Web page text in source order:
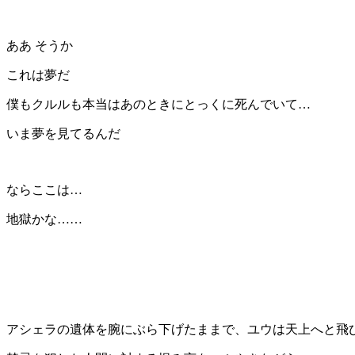
ああ そうか
これは夢だ
僕もクルルも本当はあのときにとっくに死んでいて…
いま夢を見てるんだ
ならここは…
地獄かな……
アシェラの遺体を腕にぶら下げたままで、ユウは天上へと飛